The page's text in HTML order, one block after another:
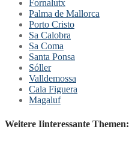
Fornalutx
Palma de Mallorca
Porto Cristo
Sa Calobra
Sa Coma
Santa Ponsa
Sóller
Valldemossa
Cala Figuera
Magaluf
Weitere Iinteressante Themen: